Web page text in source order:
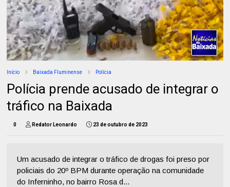
Início Baixada Fluminense Polícia
Polícia prende acusado de integrar o
tráfico na Baixada
0 Redator Leonardo 23 de outubro de 2023
Um acusado de integrar o tráfico de drogas foi preso por
policiais do 20º BPM durante operação na comunidade
do Inferninho, no bairro Rosa d...